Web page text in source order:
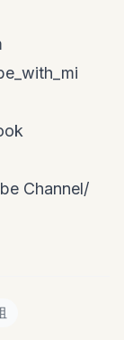
Channel/